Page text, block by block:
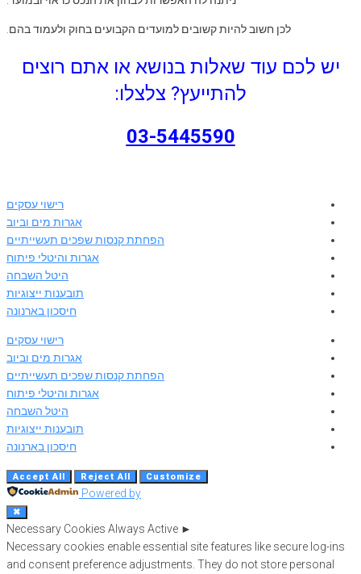
לכן חשוב להיות קשובים למועדים הקבועים בחוק ולעמוד בהם.
יש לכם עוד שאלות בנושא או אתם רוצים
להתייעץ? צלצלו:
03-5445590
רישוי עסקים
אגרות מים וביוב
הפחתת קנסות שפכים תעשייתיים
אגרות והיטלי פיתוח
היטל השבחה
תובענות ייצוגיות
חיסכון בארנונה
רישוי עסקים
אגרות מים וביוב
הפחתת קנסות שפכים תעשייתיים
אגרות והיטלי פיתוח
היטל השבחה
תובענות ייצוגיות
חיסכון בארנונה
Customize
Reject All
Accept All
Powered by
✖
►
Necessary Cookies Always Active
Necessary cookies enable essential site features like secure log-ins
and consent preference adjustments. They do not store personal